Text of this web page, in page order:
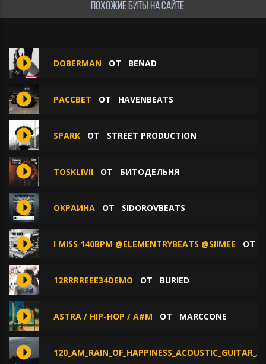
ПОХОЖИЕ БИТЫ НА САЙТЕ
DOBERMAN ОТ BENAD
РАССВЕТ ОТ HAVENBEATS
SPARK ОТ STREET PRODUCTION
TOSKLIVII ОТ БИТОДЕЛЬНЯ
ОКРАИНА ОТ SIDOROVBEATS
I MISS 140BPM @ELEMENTRYBEATS @SIIMEE ОТ
12RRRREEE34DEMO ОТ BURIED
ASTRA / HIP-HOP / A#M ОТ MARCCONE